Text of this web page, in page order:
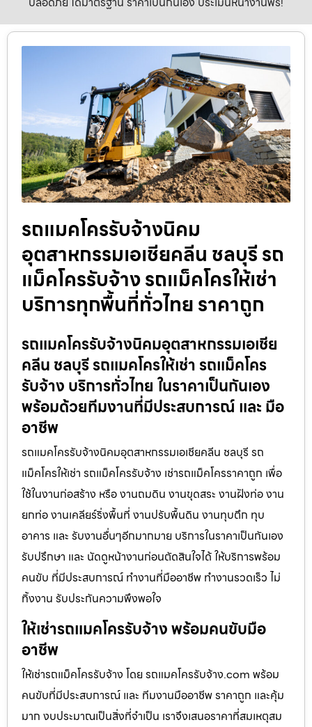
รถแมคโครรับจ้างนิคม
อุตสาหกรรมเอเชียคลีน ชลบุรี รถ
แม็คโครรับจ้าง รถแม็คโครให้เช่า
บริการทุกพื้นที่ทั่วไทย ราคาถูก
รถแมคโครรับจ้างนิคมอุตสาหกรรมเอเชีย
คลีน ชลบุรี รถแมคโครให้เช่า รถแม็คโคร
รับจ้าง บริการทั่วไทย ในราคาเป็นกันเอง
พร้อมด้วยทีมงานที่มีประสบการณ์ และ มือ
อาชีพ
รถแมคโครรับจ้างนิคมอุตสาหกรรมเอเชียคลีน ชลบุรี รถ
แม็คโครให้เช่า รถแม็คโครรับจ้าง เช่ารถแม็คโครราคาถูก เพื่อ
ใช้ในงานก่อสร้าง หรือ งานถมดิน งานขุดสระ งานฝังท่อ งาน
ยกท่อ งานเคลียร์ริ่งพื้นที่ งานปรับพื้นดิน งานทุบตึก ทุบ
อาคาร และ รับงานอื่นๆอีกมากมาย บริการในราคาเป็นกันเอง
รับปรึกษา และ นัดดูหน้างานก่อนตัดสินใจได้ ให้บริการพร้อม
คนขับ ที่มีประสบการณ์ ทำงานที่มืออาชีพ ทำงานรวดเร็ว ไม่
ทิ้งงาน รับประกันความพึงพอใจ
ให้เช่ารถแมคโครรับจ้าง พร้อมคนขับมือ
อาชีพ
ให้เช่ารถแม็คโครรับจ้าง โดย รถแมคโครรับจ้าง.com พร้อม
คนขับที่มีประสบการณ์ และ ทีมงานมืออาชีพ ราคาถูก และคุ้ม
มาก งบประมาณเป็นสิ่งที่จำเป็น เราจึงเสนอราคาที่สมเหตุสม